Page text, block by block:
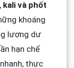
kali và phốt
khoáng
lượng dư
hạn chế
thực